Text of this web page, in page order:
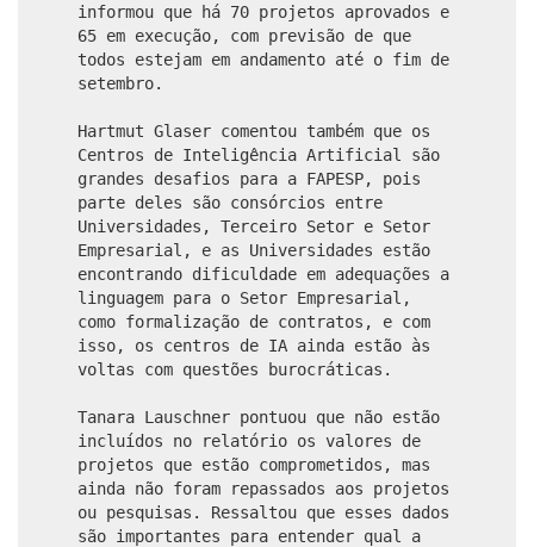
informou que há 70 projetos aprovados e
65 em execução, com previsão de que
todos estejam em andamento até o fim de
setembro.
Hartmut Glaser comentou também que os
Centros de Inteligência Artificial são
grandes desafios para a FAPESP, pois
parte deles são consórcios entre
Universidades, Terceiro Setor e Setor
Empresarial, e as Universidades estão
encontrando dificuldade em adequações a
linguagem para o Setor Empresarial,
como formalização de contratos, e com
isso, os centros de IA ainda estão às
voltas com questões burocráticas.
Tanara Lauschner pontuou que não estão
incluídos no relatório os valores de
projetos que estão comprometidos, mas
ainda não foram repassados aos projetos
ou pesquisas. Ressaltou que esses dados
são importantes para entender qual a